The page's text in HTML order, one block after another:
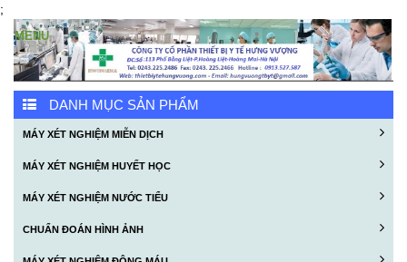
;
DANH MỤC SẢN PHẨM
MÁY XÉT NGHIỆM MIỄN DỊCH
MÁY XÉT NGHIỆM HUYẾT HỌC
MÁY XÉT NGHIỆM NƯỚC TIỂU
CHUẨN ĐOÁN HÌNH ẢNH